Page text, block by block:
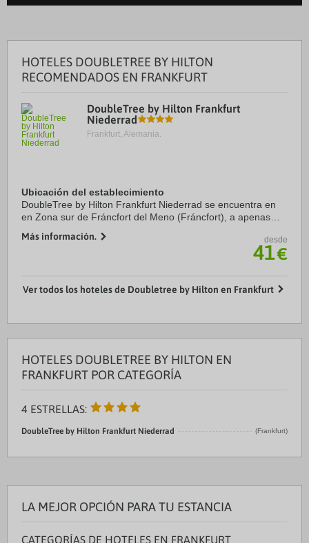
HOTELES DOUBLETREE BY HILTON
RECOMENDADOS EN FRANKFURT
DoubleTree by Hilton Frankfurt
Niederrad
Frankfurt, Alemania.
Ubicación del establecimiento
DoubleTree by Hilton Frankfurt Niederrad se encuentra en
en Zona sur de Fráncfort del Meno (Fráncfort), a apenas
y Estadio Deutsche Bank Park. ...
Más información. desde
41€
Ver todos los hoteles de Doubletree by Hilton en Frankfurt
HOTELES DOUBLETREE BY HILTON EN
FRANKFURT POR CATEGORÍA
4 ESTRELLAS:
DoubleTree by Hilton Frankfurt Niederrad (Frankfurt)
LA MEJOR OPCIÓN PARA TU ESTANCIA
CATEGORÍAS DE HOTELES EN FRANKFURT